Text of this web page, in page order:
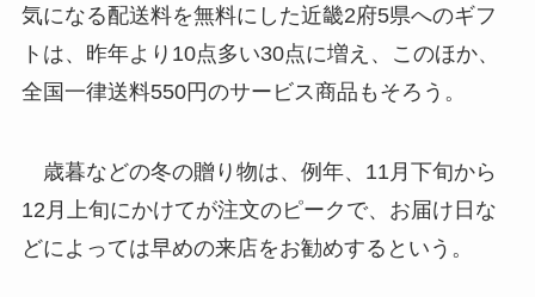
気になる配送料を無料にした近畿2府5県へのギフ
トは、昨年より10点多い30点に増え、このほか、
全国一律送料550円のサービス商品もそろう。
歳暮などの冬の贈り物は、例年、11月下旬から
12月上旬にかけてが注文のピークで、お届け日な
どによっては早めの来店をお勧めするという。